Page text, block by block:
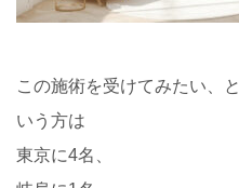
この施術を受けてみたい、と
いう方は
東京に4名、